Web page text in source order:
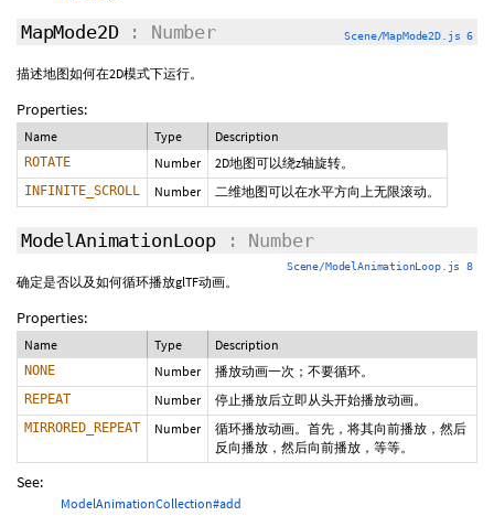
MapMode2D : Number Scene/MapMode2D.js 6
描述地图如何在2D模式下运行。
Properties:
Name Type Description
ROTATE Number 2D地图可以绕z轴旋转。
INFINITE_SCROLL Number 二维地图可以在水平方向上无限滚动。
ModelAnimationLoop : Number
Scene/ModelAnimationLoop.js 8
确定是否以及如何循环播放glTF动画。
Properties:
Name Type Description
NONE Number 播放动画一次；不要循环。
REPEAT Number 停止播放后立即从头开始播放动画。
MIRRORED_REPEAT Number
循环播放动画。首先，将其向前播放，然后
反向播放，然后向前播放，等等。
See:
ModelAnimationCollection#add